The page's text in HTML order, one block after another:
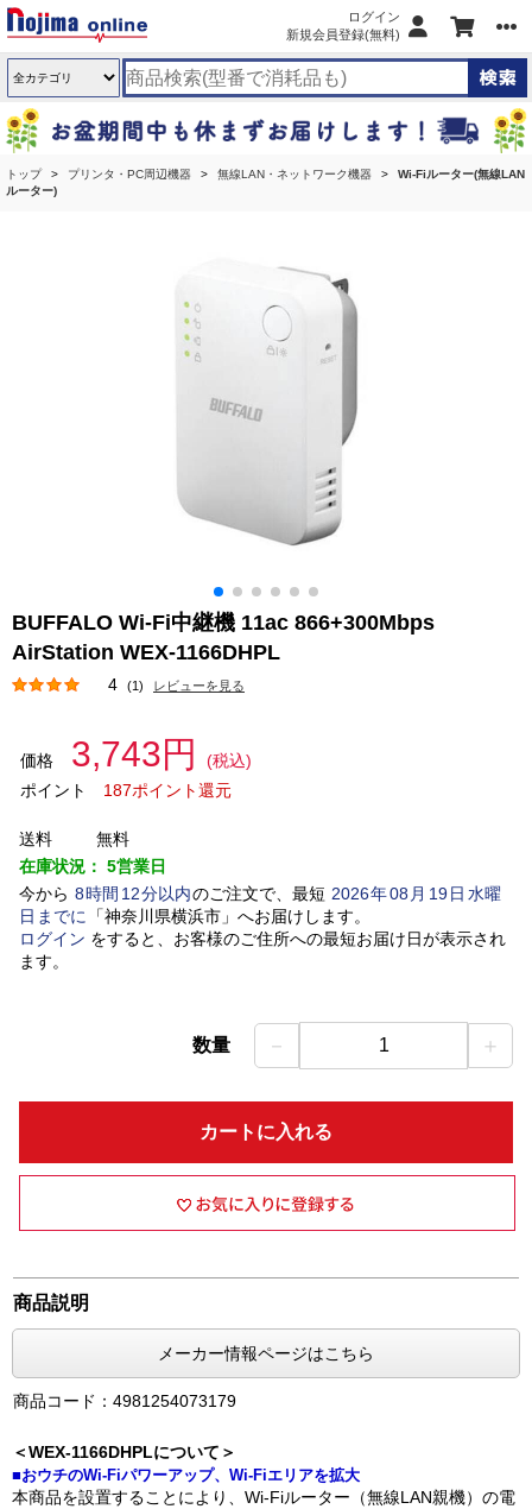
ログイン
新規会員登録(無料)
トップ プリンタ・PC周辺機器 無線LAN・ネットワーク機器
Wi-Fiルーター(無線LAN
ルーター)
BUFFALO Wi-Fi中継機 11ac 866+300Mbps
AirStation WEX-1166DHPL
4 (1) レビューを見る
価格 3,743円
(税込)
ポイント
187ポイント還元
送料
無料
在庫状況： 5営業日
今から 8時間 12分以内のご注文で、最短 2026年08 月 19日水曜
日 までに 「神奈川県横浜市」 へお届けします。
ログイン をすると、お客様のご住所への最短お届け日が表示され
ます。
数量 － 1 ＋
カートに入れる
商品説明
メーカー情報ページはこちら
商品コード：4981254073179
＜WEX-1166DHPLについて＞
■おウチのWi-Fiパワーアップ、Wi-Fiエリアを拡大
本商品を設置することにより、Wi-Fiルーター（無線LAN親機）の電